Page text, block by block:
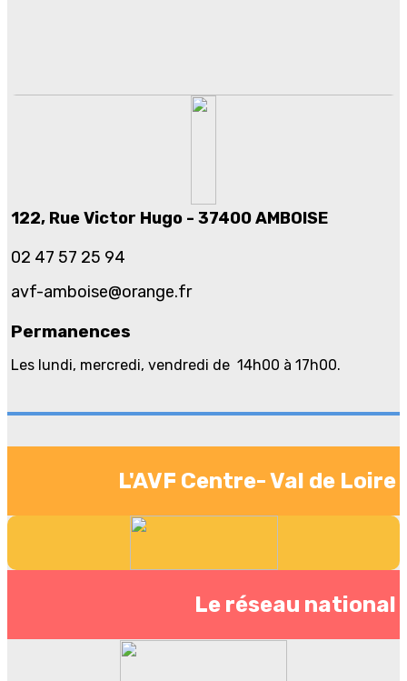
122, Rue Victor Hugo - 37400 AMBOISE
02 47 57 25 94
avf-amboise@orange.fr
Permanences
Les lundi, mercredi, vendredi de 14h00 à 17h00.
L'AVF Centre- Val de Loire
Le réseau national